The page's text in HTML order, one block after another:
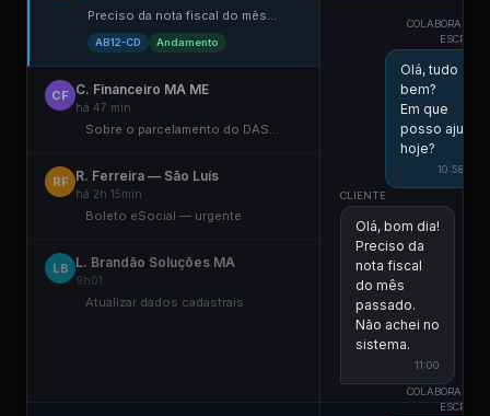
Preciso da nota fiscal do mês...
AB12-CD Andamento
CF C. Financeiro MA ME
há 47 min
Sobre o parcelamento do DAS...
RF R. Ferreira — São Luís
há 2h 15min
Boleto eSocial — urgente
LB L. Brandão Soluções MA
9h01
Atualizar dados cadastrais
COLABORADOR
Olá, tudo
bem?
Em que
posso ajudar
hoje?
10:58 ✓✓
CLIENTE
Olá, bom dia!
Preciso da
nota fiscal
do mês
passado.
Não achei no
sistema.
11:00
COLABORADOR